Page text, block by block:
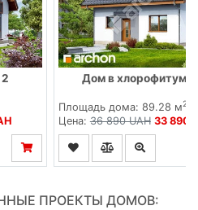
Дом в хлорофитуме
Площадь дома: 89.28 м2
Цена:36 890 UAH 33 890
ПРОЕКТЫ ДОМОВ: